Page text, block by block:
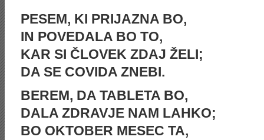
PESEM, KI PRIJAZNA BO,
IN POVEDALA BO TO,
KAR SI ČLOVEK ZDAJ ŽELI;
DA SE COVIDA ZNEBI.
BEREM, DA TABLETA BO,
DALA ZDRAVJE NAM LAHKO;
BO OKTOBER MESEC TA,